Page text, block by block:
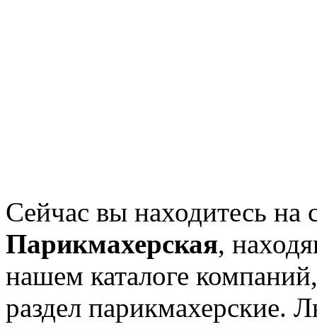
Сейчас вы находитесь на
Парикмахерская,
нашем каталоге
раздел